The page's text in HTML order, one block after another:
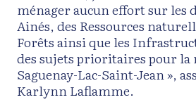
ménager aucun effort sur les
Ainés, des Ressources
Forêts ainsi que les
des sujets prioritaires pour la
Saguenay-Lac-Saint-Jean »,
Karlynn Laflamme.